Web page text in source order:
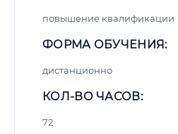
повышение квалификации
ФОРМА ОБУЧЕНИЯ:
дистанционно
КОЛ-ВО ЧАСОВ:
72